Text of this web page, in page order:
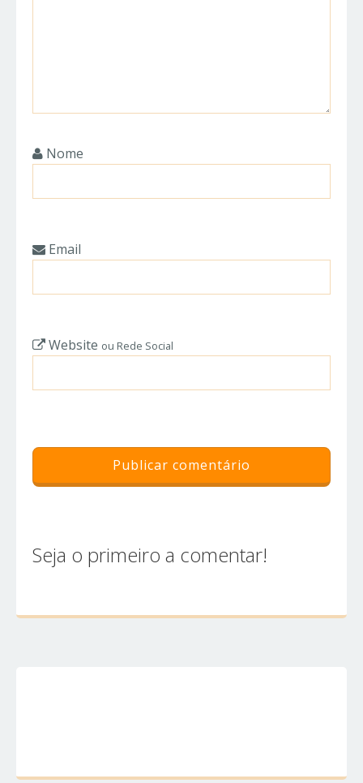
Nome
Email
Website ou Rede Social
Seja o primeiro a comentar!